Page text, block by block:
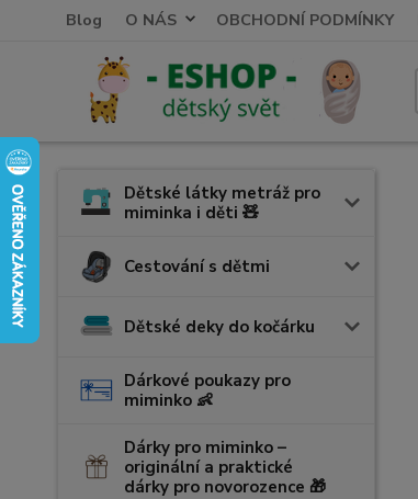
Blog O NÁS OBCHODNÍ PODMÍNKY
Dětské látky metráž pro
miminka i děti 🧸
Cestování s dětmi
Dětské deky do kočárku
Dárkové poukazy pro
miminko 👶
Dárky pro miminko –
originální a praktické
dárky pro novorozence 🎁